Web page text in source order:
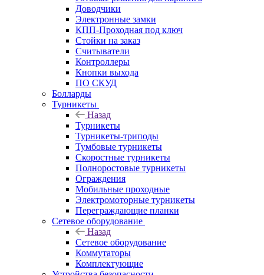
Доводчики
Электронные замки
КПП-Проходная под ключ
Стойки на заказ
Считыватели
Контроллеры
Кнопки выхода
ПО СКУД
Болларды
Турникеты
Назад
Турникеты
Турникеты-триподы
Тумбовые турникеты
Скоростные турникеты
Полноростовые турникеты
Ограждения
Мобильные проходные
Электромоторные турникеты
Переграждающие планки
Сетевое оборудование
Назад
Сетевое оборудование
Коммутаторы
Комплектующие